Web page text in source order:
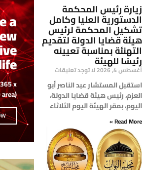
زيارة رئيس المحكمة
الدستورية العليا وكامل
تشكيل المحكمة لرئيس
هيئة قضايا الدولة لتقديم
التهنئة بمناسبة تعيينه
رئيسًا للهيئة
أغسطس 4, 2026 لا توجد تعليقات
​استقبل المستشار عبد الناصر أبو
العزم، رئيس هيئة قضايا الدولة،
اليوم، بمقر الهيئة اليوم الثلاثاء
Read More »
a
x